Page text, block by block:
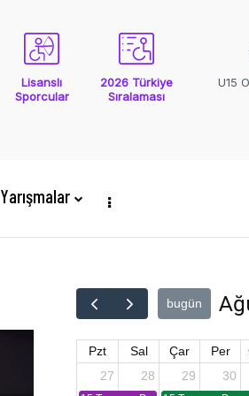
Lisanslı
Sporcular
2026 Türkiye
Sıralaması
U15
Yarışmalar
bugün
Pzt Sal Çar Per
27
28 29 30